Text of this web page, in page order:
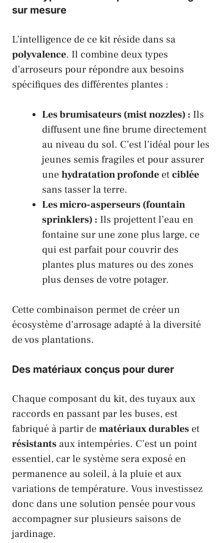
sur mesure
L’intelligence de ce kit réside dans sa
polyvalence. Il combine deux types
d’arroseurs pour répondre aux besoins
spécifiques des différentes plantes :
Les brumisateurs (mist nozzles) : Ils
diffusent une fine brume directement
au niveau du sol. C’est l’idéal pour les
jeunes semis fragiles et pour assurer
unehydratation profonde etciblée
sans tasser la terre.
Les micro-asperseurs (fountain
sprinklers) : Ils projettent l’eau en
fontaine sur une zone plus large, ce
qui est parfait pour couvrir des
plantes plus matures ou des zones
plus denses de votre potager.
Cette combinaison permet de créer un
écosystème d’arrosage adapté à la diversité
de vos plantations.
Des matériaux conçus pour durer
Chaque composant du kit, des tuyaux aux
raccords en passant par les buses, est
fabriqué à partir dematériaux durables et
résistants aux intempéries. C’est un point
essentiel, car le système sera exposé en
permanence au soleil, à la pluie et aux
variations de température. Vous investissez
donc dans une solution pensée pour vous
accompagner sur plusieurs saisons de
jardinage.